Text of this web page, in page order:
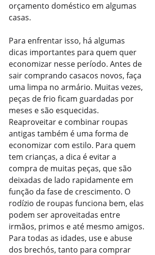
orçamento doméstico em algumas
casas.
Para enfrentar isso, há algumas
dicas importantes para quem quer
economizar nesse período. Antes de
sair comprando casacos novos, faça
uma limpa no armário. Muitas vezes,
peças de frio ficam guardadas por
meses e são esquecidas.
Reaproveitar e combinar roupas
antigas também é uma forma de
economizar com estilo. Para quem
tem crianças, a dica é evitar a
compra de muitas peças, que são
deixadas de lado rapidamente em
função da fase de crescimento. O
rodízio de roupas funciona bem, elas
podem ser aproveitadas entre
irmãos, primos e até mesmo amigos.
Para todas as idades, use e abuse
dos brechós, tanto para comprar